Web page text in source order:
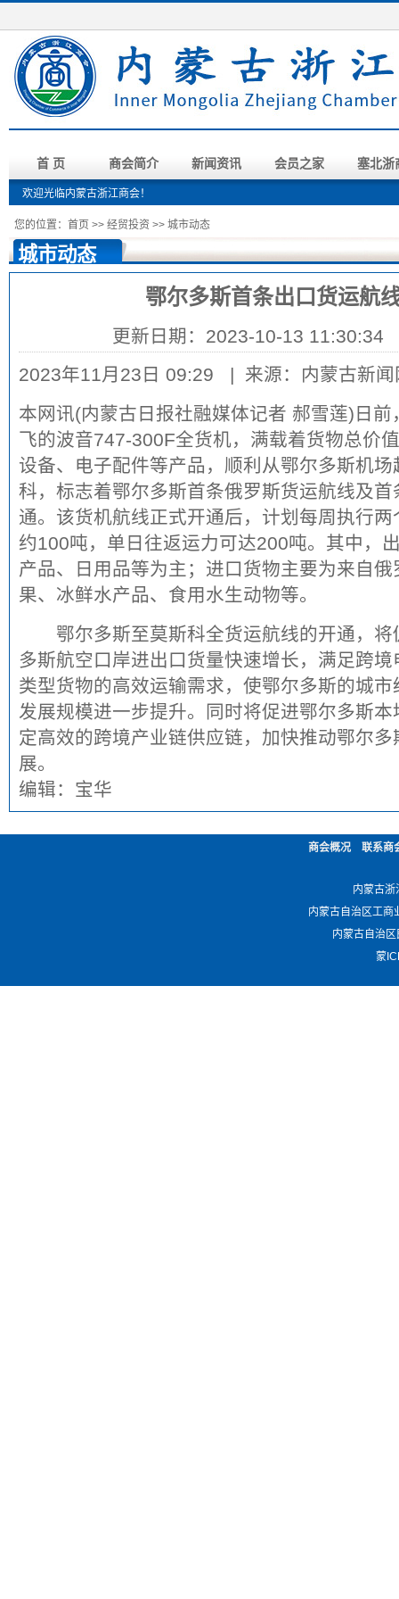
首 页 商会简介 新闻资讯 会员之家 塞北浙
欢迎光临内蒙古浙江商会！
您的位置： 首页 >> 经贸投资 >> 城市动态
城市动态
鄂尔多斯首条出口货运航
更新日期：2023-10-13
2023年11月23日 09:29 | 来源：内蒙古新闻
本网讯(内蒙古日报社融媒体记者 郝雪莲) 日
飞的波音747-300F全货机，满载着货物总价
设备、电子配件等产品，顺利从鄂尔多斯机
科，标志着鄂尔多斯首条俄罗斯货运航线及
通。该货机航线正式开通后，计划每周执行
约100吨，单日往返运力可达200吨。其中，
产品、日用品等为主；进口货物主要为来自
果、冰鲜水产品、食用水生动物等。
鄂尔多斯至莫斯科全货运航线的开通，将
多斯航空口岸进出口货量快速增长，满足跨
类型货物的高效运输需求，使鄂尔多斯的城
发展规模进一步提升。同时将促进鄂尔多斯
定高效的跨境产业链供应链，加快推动鄂尔
展。
编辑：宝华
商会概况 联系商
内蒙古浙
内蒙古自治区工商
内蒙古自治
蒙